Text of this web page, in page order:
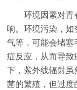
环境因素对青
响。环境污染，如
气等，可能会堵塞
症反应，从而导
下，紫外线辐射
菌的繁殖，但过度